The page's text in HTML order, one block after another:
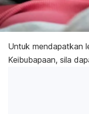
Untuk mendapatkan
Keibubapaan, sila